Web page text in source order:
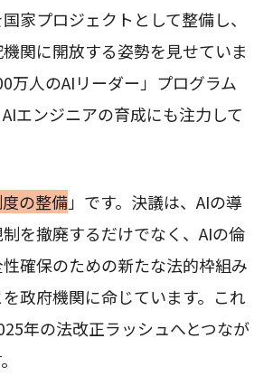
家プロジェクトとして整備し、
関に開放する姿勢を見せていま
万人のAIリーダー」プログラム
エンジニアの育成にも注力して
の整備」です。決議は、AIの導
を撤廃するだけでなく、AIの倫
確保のための新たな法的枠組み
政府機関に命じています。これ
年の法改正ラッシュへとつなが